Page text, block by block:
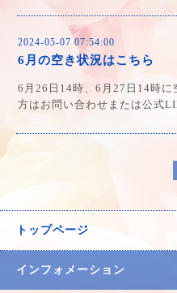
2024-05-07 07:54:00
6月の空き状況はこちら
6月26日14時、6月27日14時
方はお問い合わせまたは公式
トップページ
インフォメーション